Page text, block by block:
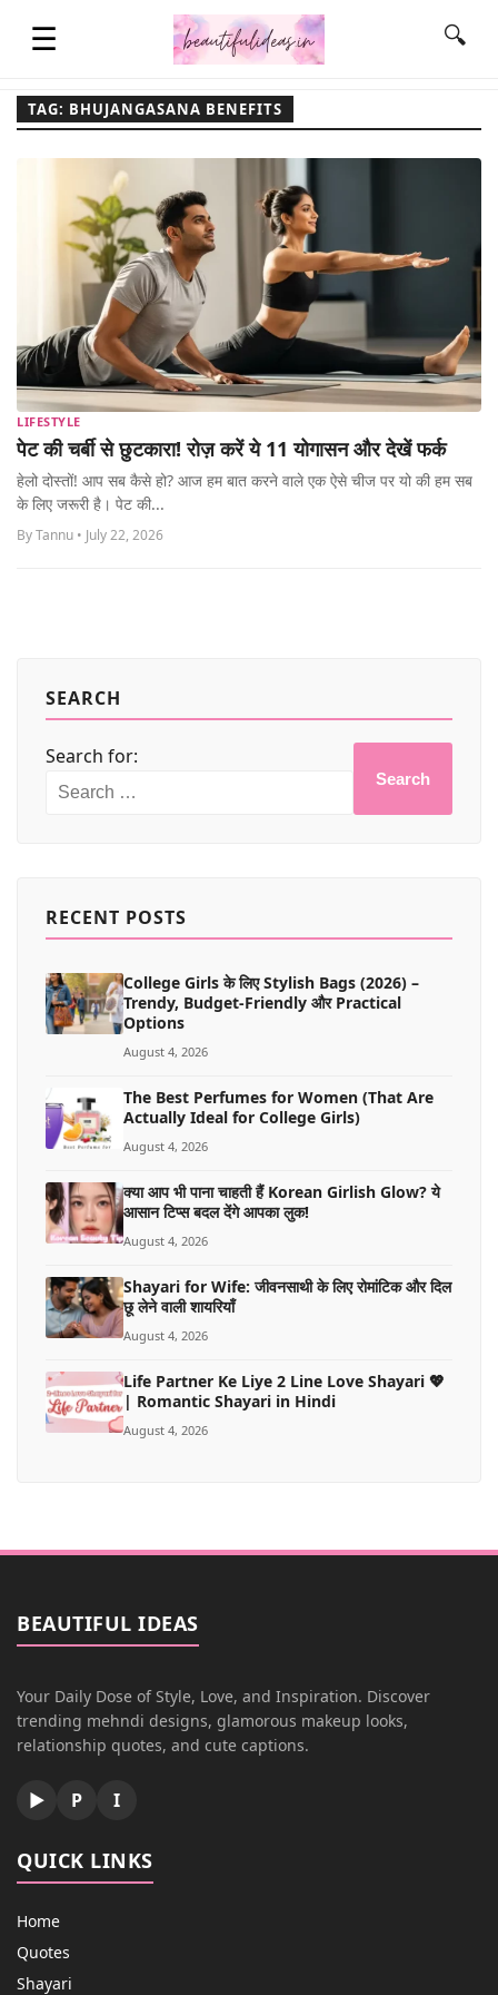
☰
QUOTES
FASHION & STYLE
CONTACT NAME IDEAS
MORE
🔍
TAG: BHUJANGASANA BENEFITS
LIFESTYLE
पेट की चर्बी से छुटकारा! रोज़ करें ये 11 योगासन और देखें फर्क
हेलो दोस्तों! आप सब कैसे हो? आज हम बात करने वाले एक ऐसे चीज पर यो की हम सब
के लिए जरूरी है। पेट की...
By Tannu • July 22, 2026
SEARCH
Search for:
Search
RECENT POSTS
College Girls के लिए Stylish Bags (2026) –
Trendy, Budget-Friendly और Practical
Options
August 4, 2026
The Best Perfumes for Women (That Are
Actually Ideal for College Girls)
August 4, 2026
क्या आप भी पाना चाहती हैं Korean Girlish Glow? ये
आसान टिप्स बदल देंगे आपका लुक!
August 4, 2026
Shayari for Wife: जीवनसाथी के लिए रोमांटिक और दिल
छू लेने वाली शायरियाँ
August 4, 2026
Life Partner Ke Liye 2 Line Love Shayari 💖
| Romantic Shayari in Hindi
August 4, 2026
BEAUTIFUL IDEAS
Your Daily Dose of Style, Love, and Inspiration. Discover
trending mehndi designs, glamorous makeup looks,
relationship quotes, and cute captions.
▶ P I
QUICK LINKS
Home
Quotes
Shayari